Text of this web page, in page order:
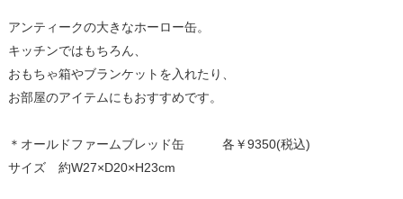
アンティークの大きなホーロー缶。
キッチンではもちろん、
おもちゃ箱やブランケットを入れたり、
お部屋のアイテムにもおすすめです。
＊オールドファームブレッド缶 各￥9350(税込)
サイズ 約W27×D20×H23cm